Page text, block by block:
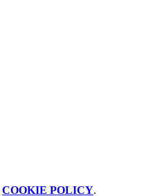
COOKIE POLICY.